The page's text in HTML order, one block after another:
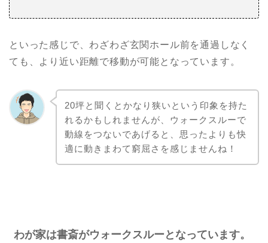
といった感じで、わざわざ玄関ホール前を通過しなく
ても、より近い距離で移動が可能となっています。
20坪と聞くとかなり狭いという印象を持た
れるかもしれませんが、ウォークスルーで
動線をつないであげると、思ったよりも快
適に動きまわて窮屈さを感じませんね！
わが家は書斎がウォークスルーとなっています。